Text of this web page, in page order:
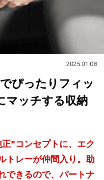
2025.01.08
ぴったりフィッ
マッチする収納
”コンセプトに、エク
トレーが仲間入り。助
できるので、パートナ